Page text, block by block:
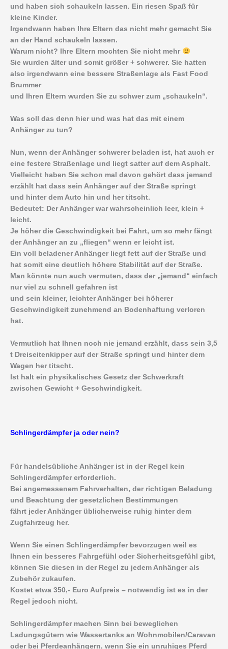
und haben sich schaukeln lassen. Ein riesen Spaß für
kleine Kinder.
Irgendwann haben Ihre Eltern das nicht mehr gemacht Sie
an der Hand schaukeln lassen.
Warum nicht? Ihre Eltern mochten Sie nicht mehr
Sie wurden älter und somit größer + schwerer. Sie hatten
also irgendwann eine bessere Straßenlage als Fast Food
Brummer
und Ihren Eltern wurden Sie zu schwer zum „schaukeln“.
Was soll das denn hier und was hat das mit einem
Anhänger zu tun?
Nun, wenn der Anhänger schwerer beladen ist, hat auch er
eine festere Straßenlage und liegt satter auf dem Asphalt.
Vielleicht haben Sie schon mal davon gehört dass jemand
erzählt hat dass sein Anhänger auf der Straße springt
und hinter dem Auto hin und her titscht.
Bedeutet: Der Anhänger war wahrscheinlich leer, klein +
leicht.
Je höher die Geschwindigkeit bei Fahrt, um so mehr fängt
der Anhänger an zu „fliegen“ wenn er leicht ist.
Ein voll beladener Anhänger liegt fett auf der Straße und
hat somit eine deutlich höhere Stabilität auf der Straße.
Man könnte nun auch vermuten, dass der „jemand“ einfach
nur viel zu schnell gefahren ist
und sein kleiner, leichter Anhänger bei höherer
Geschwindigkeit zunehmend an Bodenhaftung verloren
hat.
Vermutlich hat Ihnen noch nie jemand erzählt, dass sein 3,5
t Dreiseitenkipper auf der Straße springt und hinter dem
Wagen her titscht.
Ist halt ein physikalisches Gesetz der Schwerkraft
zwischen Gewicht + Geschwindigkeit.
Schlingerdämpfer ja oder nein?
Für handelsübliche Anhänger ist in der Regel kein
Schlingerdämpfer erforderlich.
Bei angemessenem Fahrverhalten, der richtigen Beladung
und Beachtung der gesetzlichen Bestimmungen
fährt jeder Anhänger üblicherweise ruhig hinter dem
Zugfahrzeug her.
Wenn Sie einen Schlingerdämpfer bevorzugen weil es
Ihnen ein besseres Fahrgefühl oder Sicherheitsgefühl gibt,
können Sie diesen in der Regel zu jedem Anhänger als
Zubehör zukaufen.
Kostet etwa 350,- Euro Aufpreis – notwendig ist es in der
Regel jedoch nicht.
Schlingerdämpfer machen Sinn bei beweglichen
Ladungsgütern wie Wassertanks an Wohnmobilen/Caravan
oder bei Pferdeanhängern, wenn Sie ein unruhiges Pferd